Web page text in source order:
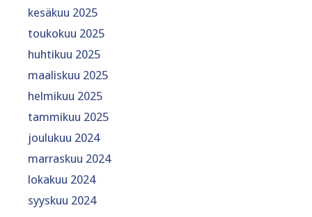
kesäkuu 2025
toukokuu 2025
huhtikuu 2025
maaliskuu 2025
helmikuu 2025
tammikuu 2025
joulukuu 2024
marraskuu 2024
lokakuu 2024
syyskuu 2024